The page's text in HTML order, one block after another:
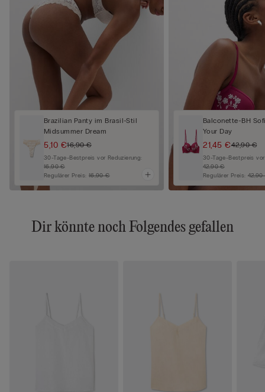
Brazilian Panty im Brasil-Stil
Midsummer Dream
5,10 €16,90 €
30-Tage-Bestpreis vor Reduzierung:
16,90 €
Regulärer Preis: 16,90 €
Balconette-BH
Your Day
21,45 €42,90 €
30-Tage-Bestpreis
42,90 €
Regulärer Preis:
Dir könnte noch Folgendes gefallen